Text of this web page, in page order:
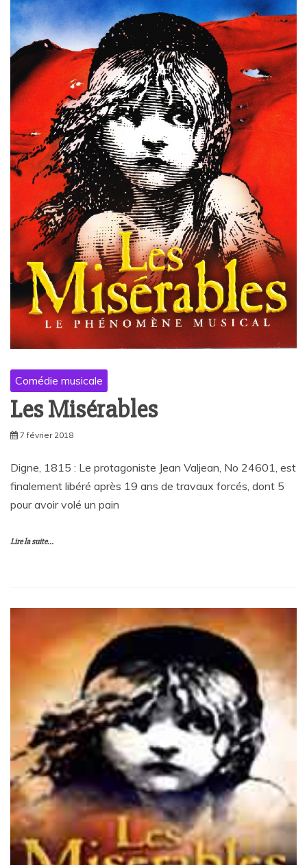
Comédie musicale
Les Misérables
7 février 2018
Digne, 1815 : Le protagoniste Jean Valjean, No 24601, est
finalement libéré après 19 ans de travaux forcés, dont 5
pour avoir volé un pain
Lire la suite...